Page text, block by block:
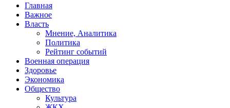
Главная
Важное
Власть
Мнение, Аналитика
Политика
Рейтинг событий
Военная операция
Здоровье
Экономика
Общество
Культура